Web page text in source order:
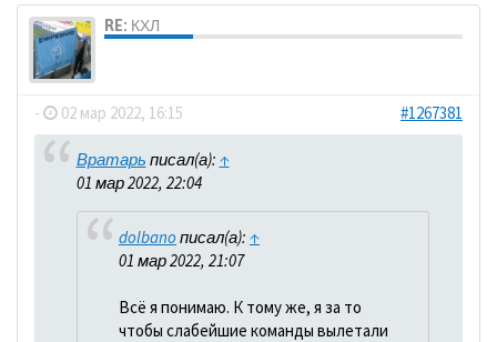
RE: КХЛ
- 02 мар 2022, 16:15 #1267381
Вратарь писал(а): ↑
01 мар 2022, 22:04
dolbano писал(а): ↑
01 мар 2022, 21:07
Всё я понимаю. К тому же, я за то
чтобы слабейшие команды вылетали